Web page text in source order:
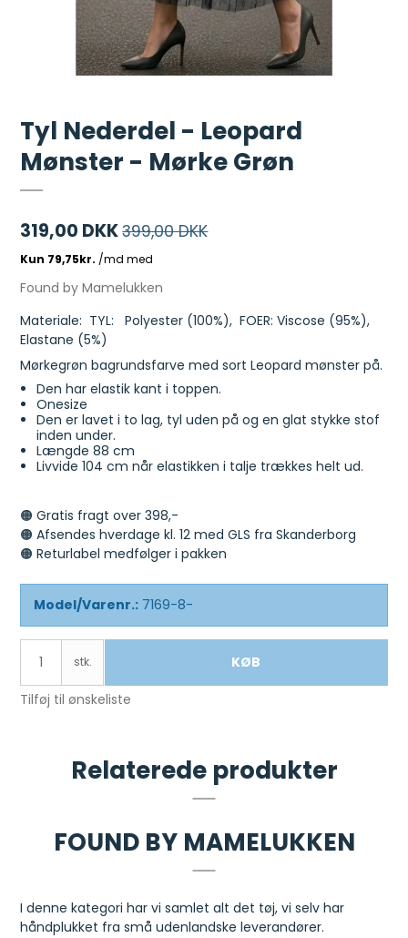
Tyl Nederdel - Leopard
Mønster - Mørke Grøn
319,00 DKK399,00 DKK
Found by Mamelukken
Materiale: TYL: Polyester (100%), FOER: Viscose (95%),
Elastane (5%)
Mørkegrøn bagrundsfarve med sort Leopard mønster på.
Den har elastik kant i toppen.
Onesize
Den er lavet i to lag, tyl uden på og en glat stykke stof
inden under.
Længde 88 cm
Livvide 104 cm når elastikken i talje trækkes helt ud.
🟠 Gratis fragt over 398,-
🟠 Afsendes hverdage kl. 12 med GLS fra Skanderborg
🟠 Returlabel medfølger i pakken
Model/Varenr.: 7169-8-
stk. KØB
Tilføj til ønskeliste
Relaterede produkter
FOUND BY MAMELUKKEN
I denne kategori har vi samlet alt det tøj, vi selv har
håndplukket fra små udenlandske leverandører.